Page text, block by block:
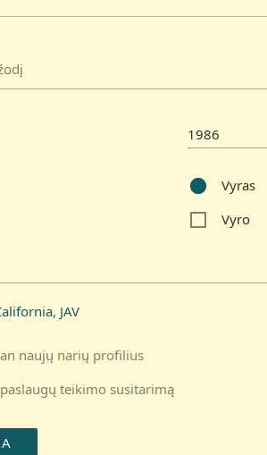
Vyras
Vyro
JAV
naujų narių profilius
teikimo susitarimą